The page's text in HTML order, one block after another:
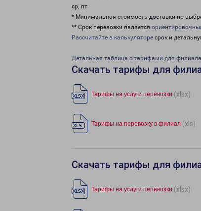
ср, пт
* Минимальная стоимость доставки по
** Срок перевозки является
Рассчитайте в калькуляторе срок и
Детальная таблица с тарифами для
Скачать тарифы для
Тарифы на услуги перевозки (xlsx)
Тарифы на перевозку в филиал (xls)
Скачать тарифы для
Тарифы на услуги перевозки (xlsx)